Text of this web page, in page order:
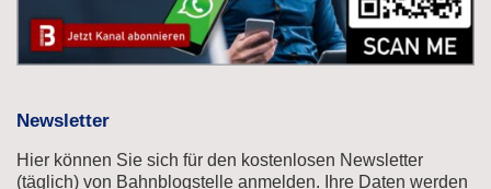
Newsletter
Hier können Sie sich für den kostenlosen Newsletter
(täglich) von Bahnblogstelle anmelden. Ihre Daten werden